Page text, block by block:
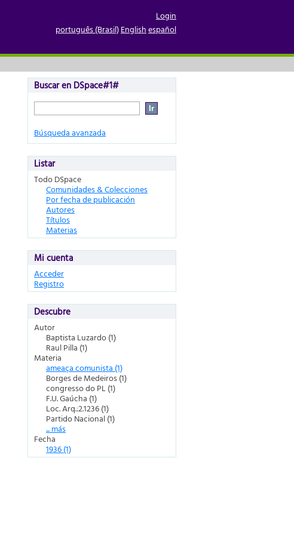
Login
português (Brasil)Englishespañol
Buscar en DSpace#1#
Búsqueda avanzada
Listar
Todo DSpace
Comunidades & Colecciones
Por fecha de publicación
Autores
Títulos
Materias
Mi cuenta
Acceder
Registro
Descubre
Autor
Baptista Luzardo (1)
Raul Pilla (1)
Materia
ameaça comunista (1)
Borges de Medeiros (1)
congresso do PL (1)
F.U. Gaúcha (1)
Loc. Arq.:2.1236 (1)
Partido Nacional (1)
... más
Fecha
1936 (1)